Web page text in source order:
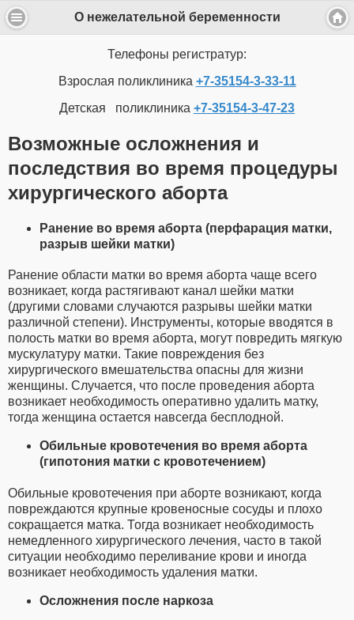
О нежелательной беременности
Телефоны регистратур:
Взрослая поликлиника +7-35154-3-33-11
Детская поликлиника +7-35154-3-47-23
Возможные осложнения и
последствия во время процедуры
хирургического аборта
Ранение во время аборта (перфарация матки,
разрыв шейки матки)
Ранение области матки во время аборта чаще всего
возникает, когда растягивают канал шейки матки
(другими словами случаются разрывы шейки матки
различной степени). Инструменты, которые вводятся в
полость матки во время аборта, могут повредить мягкую
мускулатуру матки. Такие повреждения без
хирургического вмешательства опасны для жизни
женщины. Случается, что после проведения аборта
возникает необходимость оперативно удалить матку,
тогда женщина остается навсегда бесплодной.
Обильные кровотечения во время аборта
(гипотония матки с кровотечением)
Обильные кровотечения при аборте возникают, когда
повреждаются крупные кровеносные сосуды и плохо
сокращается матка. Тогда возникает необходимость
немедленного хирургического лечения, часто в такой
ситуации необходимо переливание крови и иногда
возникает необходимость удаления матки.
Осложнения после наркоза